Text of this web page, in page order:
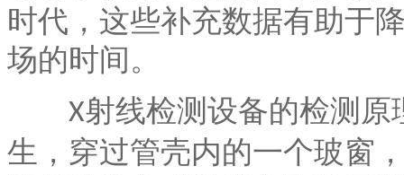
时代，这些补充数据有助于
场的时间。
X射线检测设备的检测原
生，穿过管壳内的一个玻窗